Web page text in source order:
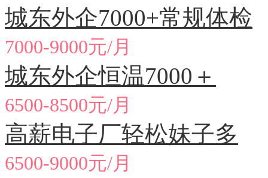
城东外企7000+常规体检
7000-9000元/月
城东外企恒温7000＋
6500-8500元/月
高薪电子厂轻松妹子多
6500-9000元/月